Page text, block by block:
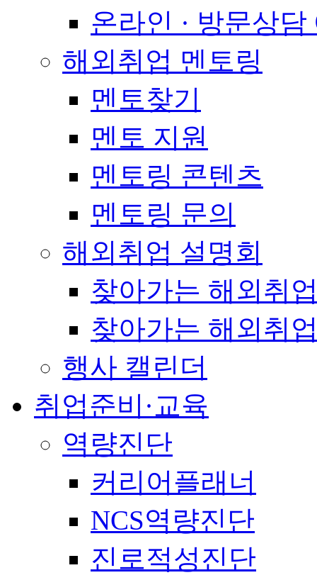
온라인 · 방문상담
해외취업 멘토링
멘토찾기
멘토 지원
멘토링 콘텐츠
멘토링 문의
해외취업 설명회
찾아가는 해외취
찾아가는 해외취
행사 캘린더
취업준비·교육
역량진단
커리어플래너
NCS역량진단
진로적성진단